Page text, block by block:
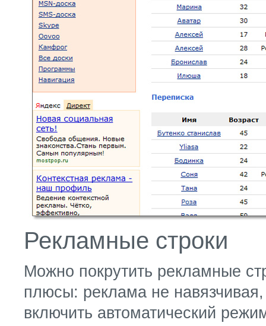
Рекламные строки
Можно покрутить рекламные
плюсы: реклама не
включить автоматический